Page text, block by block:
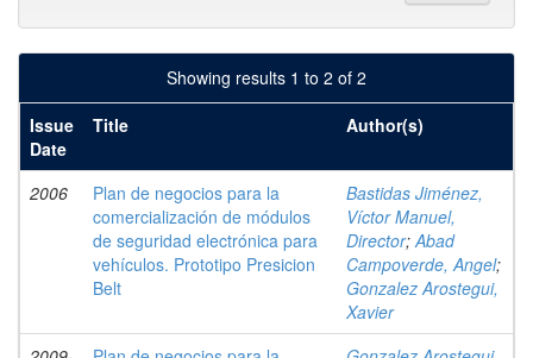
Showing results 1 to 2 of 2
Issue
Date
Title Author(s)
2006
Plan de negocios para la
comercialización de módulos
de seguridad electrónica para
vehículos. Prototipo Presicion
Belt
Bastidas Jiménez,
Víctor Manuel,
Director;Abad
Campoverde, Angel;
Gonzalez Arostegui,
Xavier